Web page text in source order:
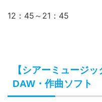
12：45～21：45
【シアーミュージ
DAW・作曲ソフト